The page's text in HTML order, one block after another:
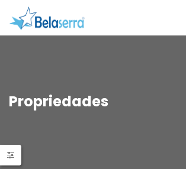
Propriedades